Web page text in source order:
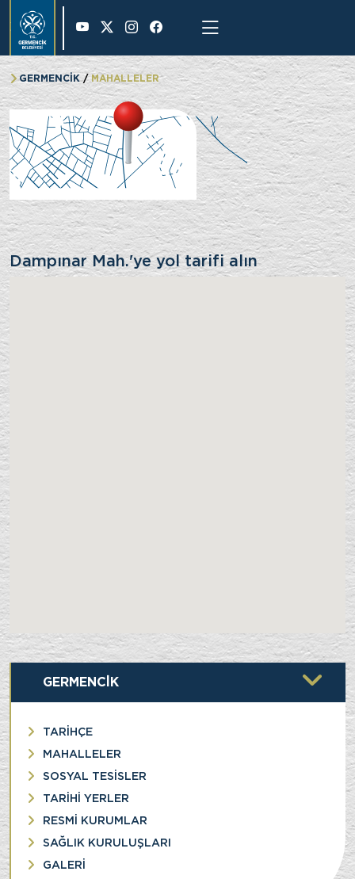
36 °
GERMENCİK MAHALLELER
Dampınar Mah.
Dampınar Mah.'ye yol tarifi alın
GERMENCİK
TARİHÇE
MAHALLELER
SOSYAL TESİSLER
TARİHİ YERLER
RESMİ KURUMLAR
SAĞLIK KURULUŞLARI
GALERİ